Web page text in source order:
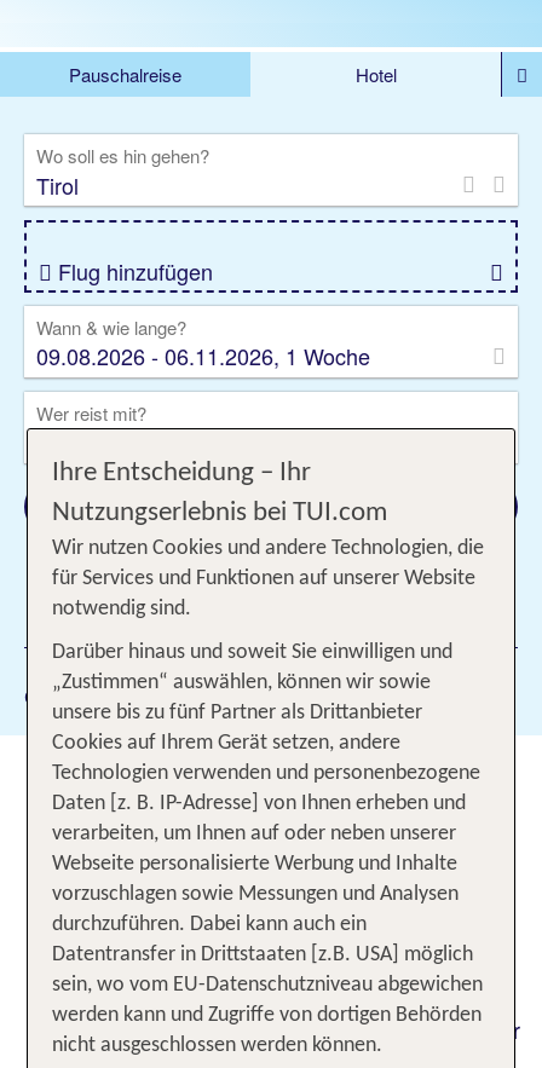
Pauschalreise
Hotel
Kreuzfahrten
Rundreisen
Privattransfer
Zusatzleistungen
Wo soll es hin gehen?
Flug hinzufügen
Wann & wie lange?
09.08.2026 - 06.11.2026, 1 Woche
Wer reist mit?
Suchen
1 Filter hinzugefügt
Gewählte Filter: 56
Wanderurlaub Tirol: Gipfelglück
und Almzauber
Frühmorgens liegt noch Nebel über dem Inntal,
während oben auf der Alm schon die ersten
Sonnenstrahlen die Grashänge der
Kitzbüheler
Alpenund die schroffen Felsen desWilden
Kaisersstreifen. Du wanderst vorbei an
rauschenden Bächen, steigst durch Latschenfelder
zurStöcklalmoder folgst demAdlerweg
Ihre Entscheidung – Ihr
Nutzungserlebnis bei TUI.com
Wir nutzen Cookies und andere Technologien, die
für Services und Funktionen auf unserer Website
notwendig sind.
Darüber hinaus und soweit Sie einwilligen und
„Zustimmen“ auswählen, können wir sowie
unsere bis zu fünf Partner als Drittanbieter
Cookies auf Ihrem Gerät setzen, andere
Technologien verwenden und personenbezogene
Daten [z. B. IP-Adresse] von Ihnen erheben und
verarbeiten, um Ihnen auf oder neben unserer
Webseite personalisierte Werbung und Inhalte
vorzuschlagen sowie Messungen und Analysen
durchzuführen. Dabei kann auch ein
Datentransfer in Drittstaaten [z.B. USA] möglich
sein, wo vom EU-Datenschutzniveau abgewichen
werden kann und Zugriffe von dortigen Behörden
nicht ausgeschlossen werden können.